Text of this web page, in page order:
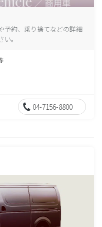
予約、乗り捨てなどの詳細
。
04-7156-8800